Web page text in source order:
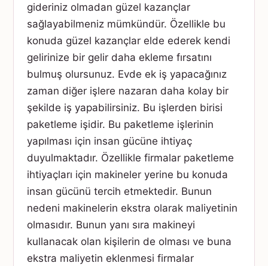
gideriniz olmadan güzel kazançlar
sağlayabilmeniz mümkündür. Özellikle bu
konuda güzel kazançlar elde ederek kendi
gelirinize bir gelir daha ekleme fırsatını
bulmuş olursunuz. Evde ek iş yapacağınız
zaman diğer işlere nazaran daha kolay bir
şekilde iş yapabilirsiniz. Bu işlerden birisi
paketleme işidir. Bu paketleme işlerinin
yapılması için insan gücüne ihtiyaç
duyulmaktadır. Özellikle firmalar paketleme
ihtiyaçları için makineler yerine bu konuda
insan gücünü tercih etmektedir. Bunun
nedeni makinelerin ekstra olarak maliyetinin
olmasıdır. Bunun yanı sıra makineyi
kullanacak olan kişilerin de olması ve buna
ekstra maliyetin eklenmesi firmalar